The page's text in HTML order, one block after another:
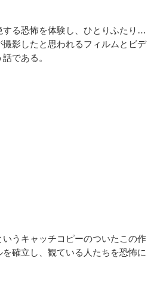
る恐怖を体験し、ひとりふたり…
影したと思われるフィルムとビデ
である。
いうキャッチコピーのついたこの作
確立し、観ている人たちを恐怖に